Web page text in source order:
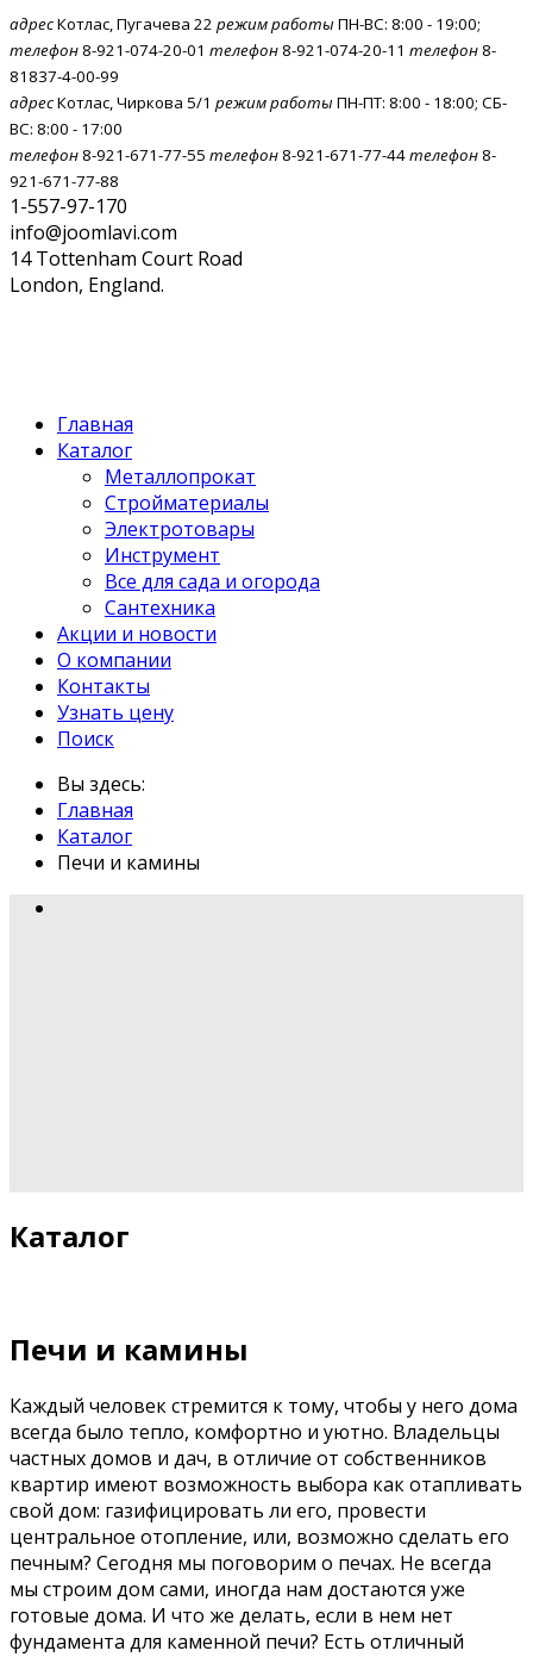
адресКотлас, Пугачева 22 режим работы ПН-ВС: 8:00 - 19:00;
телефон8-921-074-20-01 телефон8-921-074-20-11 телефон8-
81837-4-00-99
адресКотлас, Чиркова 5/1 режим работы ПН-ПТ: 8:00 - 18:00; СБ-
ВС: 8:00 - 17:00
телефон8-921-671-77-55 телефон8-921-671-77-44телефон8-
921-671-77-88
1-557-97-170
info@joomlavi.com
14 Tottenham Court Road
London, England.
Главная
Каталог
Металлопрокат
Стройматериалы
Электротовары
Инструмент
Все для сада и огорода
Сантехника
Акции и новости
О компании
Контакты
Узнать цену
Поиск
Вы здесь:
Главная
Каталог
Печи и камины
Каталог
Печи и камины
Каждый человек стремится к тому, чтобы у него дома
всегда было тепло, комфортно и уютно. Владельцы
частных домов и дач, в отличие от собственников
квартир имеют возможность выбора как отапливать
свой дом: газифицировать ли его, провести
центральное отопление, или, возможно сделать его
печным? Сегодня мы поговорим о печах. Не всегда
мы строим дом сами, иногда нам достаются уже
готовые дома. И что же делать, если в нем нет
фундамента для каменной печи? Есть отличный